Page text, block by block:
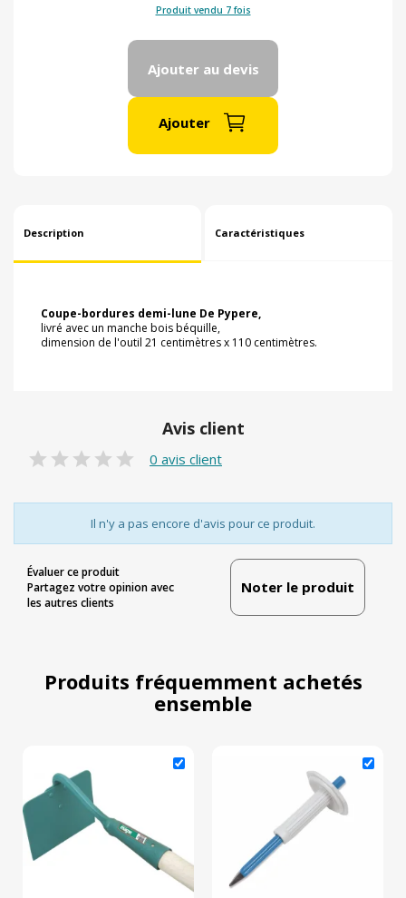
Produit vendu 7 fois
Ajouter au devis
Ajouter
Description Caractéristiques
Coupe-bordures demi-lune De Pypere,
livré avec un manche bois béquille,
dimension de l'outil 21 centimètres x 110 centimètres.
Avis client
0 avis client
Il n'y a pas encore d'avis pour ce produit.
Évaluer ce produit
Partagez votre opinion avec
les autres clients
Noter le produit
Produits fréquemment achetés
ensemble